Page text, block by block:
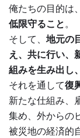
俺たちの目的は、
低限守ること。
そして、 地元の
え、共に行い、
組みを生み出し
それを通して復
新たな仕組み、
集め、外からの
被災地の経済的